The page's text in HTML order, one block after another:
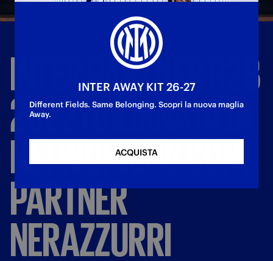
INTERPARTNER
B2B
2022|GIORNATADI
NETWORKINGCON
PARTNER
NERAZZURRI
INTER AWAY KIT 26-27
Different Fields. Same Belonging. Scopri la nuova maglia
Away.
ACQUISTA